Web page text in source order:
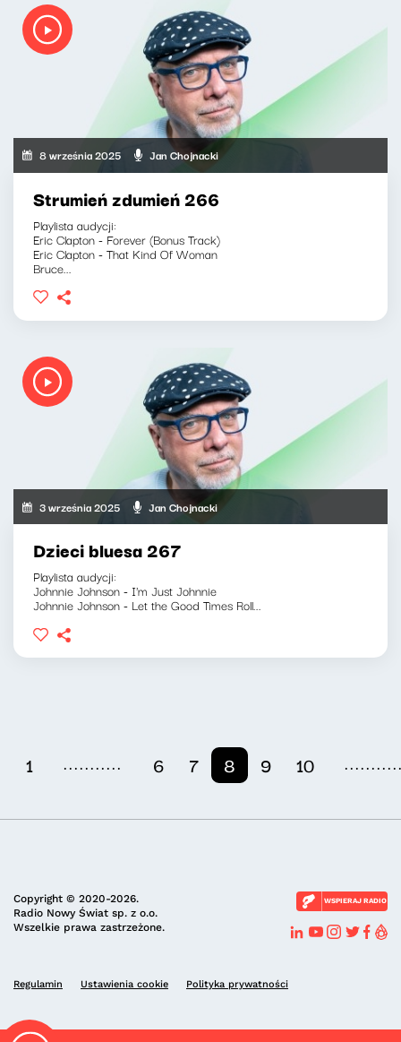
8 września 2025 Jan Chojnacki
Strumień zdumień 266
Playlista audycji:
Eric Clapton - Forever (Bonus Track)
Eric Clapton - That Kind Of Woman
Bruce...
3 września 2025 Jan Chojnacki
Dzieci bluesa 267
Playlista audycji:
Johnnie Johnson - I'm Just Johnnie
Johnnie Johnson - Let the Good Times Roll...
1 ........... 6 7 8 9 10
Copyright © 2020-2026.
Radio Nowy Świat sp. z o.o.
Wszelkie prawa zastrzeżone.
WSPIERAJ RADIO
Regulamin Ustawienia cookie Polityka prywatności